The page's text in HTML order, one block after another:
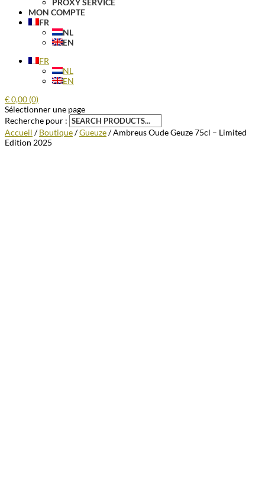
PROXY SERVICE
MON COMPTE
FR
NL
EN
FR
NL
EN
€0,00 (0)
Sélectionner une page
Recherche pour :
Accueil /Boutique/Gueuze/ Ambreus Oude Geuze 75cl – Limited
Edition 2025